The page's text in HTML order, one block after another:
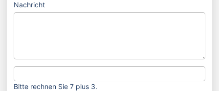
Nachricht
Bitte rechnen Sie 7 plus 3.